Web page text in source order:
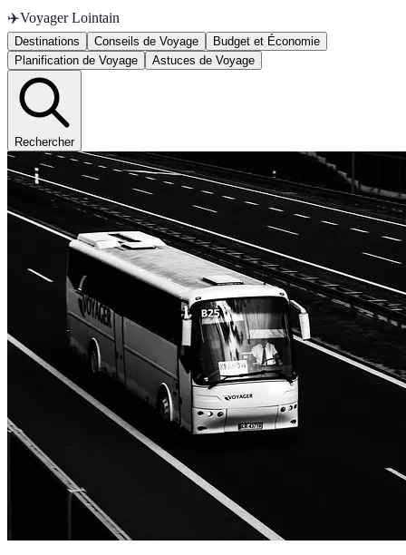
✈️Voyager Lointain
Destinations Conseils de Voyage
Budget et Économie
Planification de Voyage
Astuces de Voyage
Rechercher